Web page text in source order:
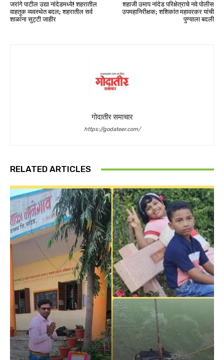
जरांगे पाटील उद्या नांदेडमध्ये! शहरातील
वाहतूक व्यवस्थेत बदल; शहरातील सर्व
शाळांना सुट्टी जाहीर
शहाजी उमाप नांदेड परिक्षेत्राचे नवे पोलीस
उपमहानिरीक्षक; शशिकांत महावरकर यांची
पुण्याला बदली
गोदातीर समाचार
https://godateer.com/
RELATED ARTICLES